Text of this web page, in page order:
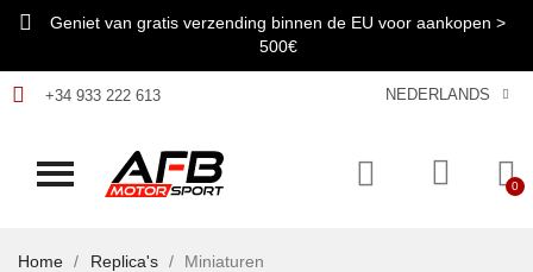
Geniet van gratis verzending binnen de EU voor aankopen >
500€
+34 933 222 613 NEDERLANDS
Home Replica's Miniaturen